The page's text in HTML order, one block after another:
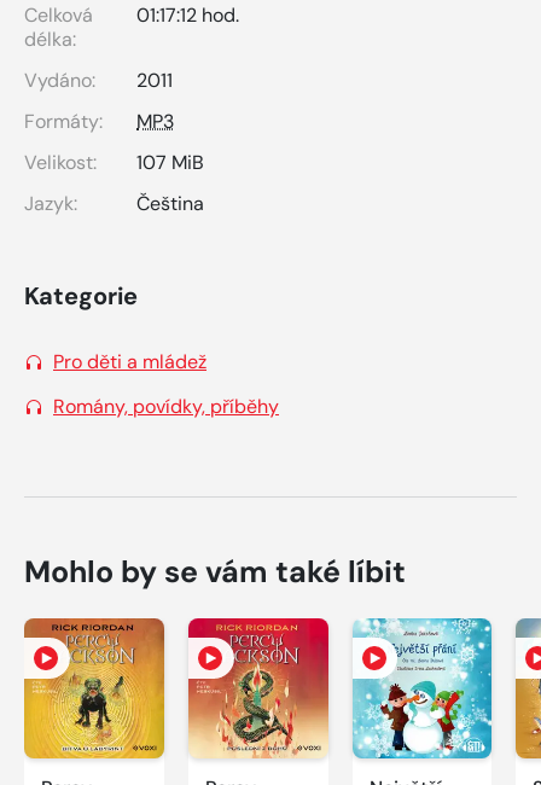
Celková
délka:
01:17:12 hod.
Vydáno:
2011
Formáty:
MP3
Velikost:
107 MiB
Jazyk:
Čeština
Kategorie
Pro děti a mládež
Romány, povídky, příběhy
Mohlo by se vám také líbit